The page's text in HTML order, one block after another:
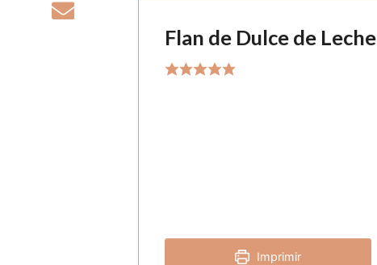
Flan de Dulce de Leche
Imprimir